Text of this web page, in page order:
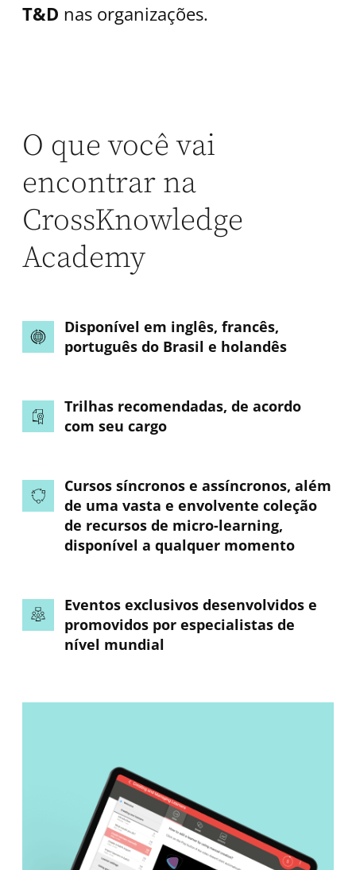
T&D nas organizações.
O que você vai
encontrar na
CrossKnowledge
Academy
Disponível em inglês, francês,
português do Brasil e holandês
Trilhas recomendadas, de acordo
com seu cargo
Cursos síncronos e assíncronos, além
de uma vasta e envolvente coleção
de recursos de micro-learning,
disponível a qualquer momento
Eventos exclusivos desenvolvidos e
promovidos por especialistas de
nível mundial